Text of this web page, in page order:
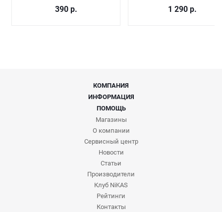
390р. 1 290 р.
КОМПАНИЯ
ИНФОРМАЦИЯ
ПОМОЩЬ
Магазины
О компании
Сервисный центр
Новости
Статьи
Производители
Клуб NiKAS
Рейтинги
Контакты